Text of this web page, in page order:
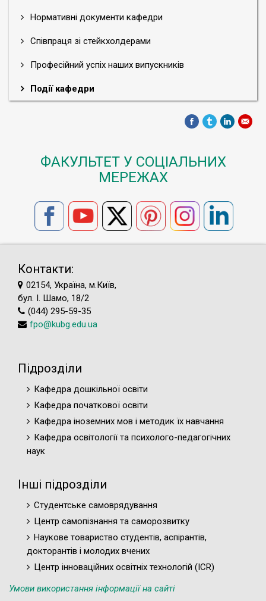
Нормативні документи кафедри
Співпраця зі стейкхолдерами
Професійний успіх наших випускників
Події кафедри
ФАКУЛЬТЕТ У СОЦІАЛЬНИХ
МЕРЕЖАХ
Контакти:
02154, Україна, м.Київ,
бул. І. Шамо, 18/2
(044) 295-59-35
fpo@kubg.edu.ua
Підрозділи
Кафедра дошкільної освіти
Кафедра початкової освіти
Кафедра іноземних мов і методик їх навчання
Кафедра освітології та психолого-педагогічних
наук
Інші підрозділи
Студентське самоврядування
Центр самопізнання та саморозвитку
Наукове товариство студентів, аспірантів,
докторантів і молодих вчених
Центр інноваційних освітніх технологій (ICR)
Умови використання інформації на сайті